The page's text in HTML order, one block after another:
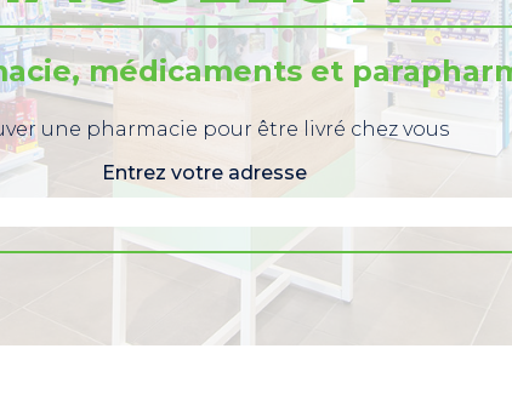
médicaments et
une pharmacie pour être livré chez vous
Entrez votre adresse